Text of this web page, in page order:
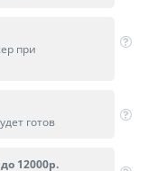
при
готов
12000р.